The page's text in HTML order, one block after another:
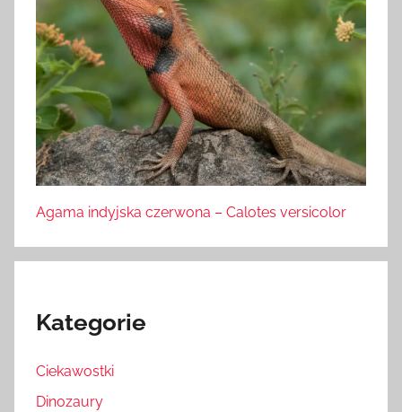
Agama indyjska czerwona – Calotes versicolor
Kategorie
Ciekawostki
Dinozaury